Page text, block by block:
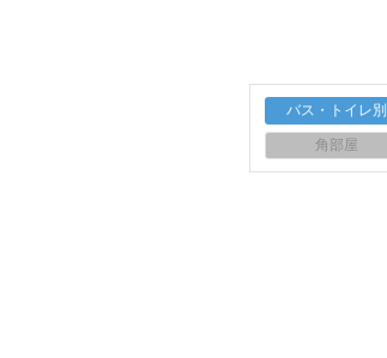
バス・トイレ別
角部屋